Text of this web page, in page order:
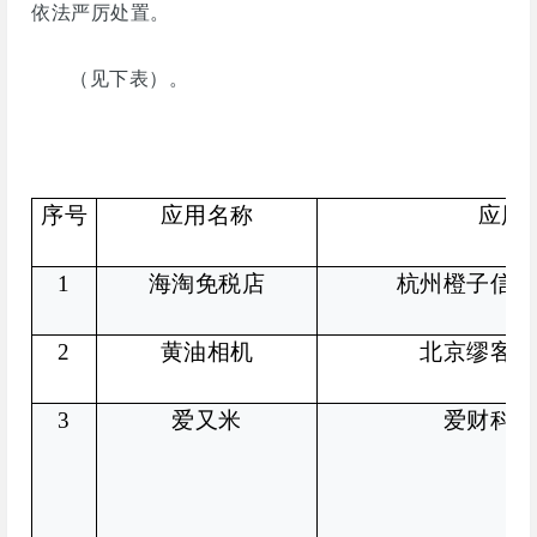
依法严厉处置。
（见下表）。
序号 应用名称 应用
1 海淘免税店 杭州橙子信
2 黄油相机 北京缪客
3 爱又米 爱财科